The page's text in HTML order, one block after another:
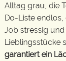
Alltag grau, die
Do-Liste endlos,
Job stressig und
Lieblingsstücke
garantiert ein